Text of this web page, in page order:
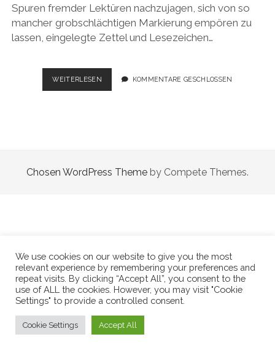
IMPRESSUM/KONTAKT
NETZWERK JUNGE EDITORIK
Spuren fremder Lektüren nachzujagen, sich von so
mancher grobschlächtigen Markierung empören zu
lassen, eingelegte Zettel und Lesezeichen…
WEITERLESENLEKTÜREFUNDE
0
KOMMENTARE GESCHLOSSEN
Chosen WordPress Theme by Compete Themes.
We use cookies on our website to give you the most
relevant experience by remembering your preferences and
repeat visits. By clicking “Accept All”, you consent to the
use of ALL the cookies. However, you may visit "Cookie
Settings" to provide a controlled consent.
Cookie Settings Accept All